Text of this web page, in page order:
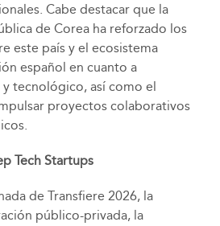
Cabe destacar que la
de Corea ha reforzado los
este país y el ecosistema
español en cuanto a
tecnológico, así como el
proyectos colaborativos
Tech Startups
de Transfiere 2026, la
público-privada, la